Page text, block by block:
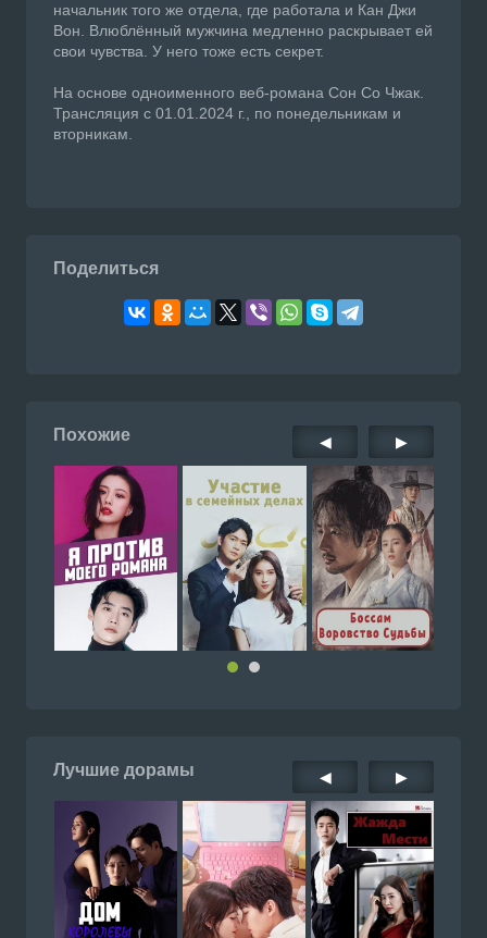
начальник того же отдела, где работала и Кан Джи
Вон. Влюблённый мужчина медленно раскрывает ей
свои чувства. У него тоже есть секрет.
На основе одноименного веб-романа Сон Со Чжак.
Трансляция c 01.01.2024 г., по понедельникам и
вторникам.
Поделиться
Похожие ◀ ▶
Лучшие дорамы ◀ ▶